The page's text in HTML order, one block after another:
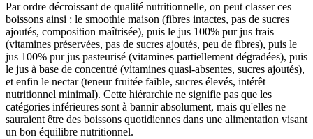
Par ordre décroissant de qualité nutritionnelle, on peut classer ces
boissons ainsi : le smoothie maison (fibres intactes, pas de sucres
ajoutés, composition maîtrisée), puis le jus 100% pur jus frais
(vitamines préservées, pas de sucres ajoutés, peu de fibres), puis le
jus 100% pur jus pasteurisé (vitamines partiellement dégradées), puis
le jus à base de concentré (vitamines quasi-absentes, sucres ajoutés),
et enfin le nectar (teneur fruitée faible, sucres élevés, intérêt
nutritionnel minimal). Cette hiérarchie ne signifie pas que les
catégories inférieures sont à bannir absolument, mais qu'elles ne
sauraient être des boissons quotidiennes dans une alimentation visant
un bon équilibre nutritionnel.